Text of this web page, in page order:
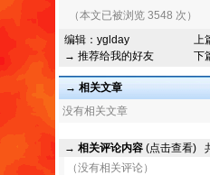
（本文已被浏览 3548 次）
编辑： yglday
→ 推荐给我的好友
上
下
→ 相关文章
没有相关文章
→ 相关评论内容 (点击查看)
（没有相关评论）